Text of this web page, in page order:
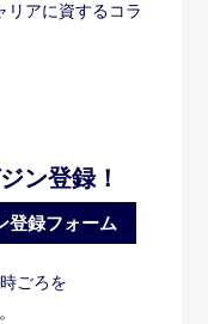
リアに資するコラ
ン登録！
登録フォーム
ごろを